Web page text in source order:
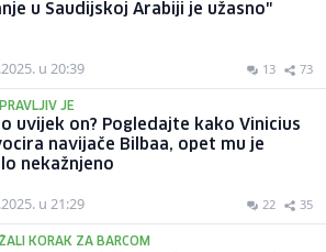
u Saudijskoj Arabiji je užasno"
u 20:39 13 73
JE
uvijek on? Pogledajte kako Vinicius
navijače Bilbaa, opet mu je
nekažnjeno
u 21:29 22 35
KORAK ZA BARCOM